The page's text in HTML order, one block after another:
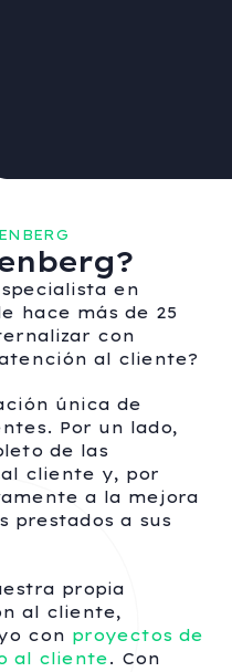
en
hace más de 25
con
al cliente?
única de
Por un lado,
de las
cliente y, por
a la mejora
prestados a sus
propia
al cliente,
con proyectos de
al cliente. Con